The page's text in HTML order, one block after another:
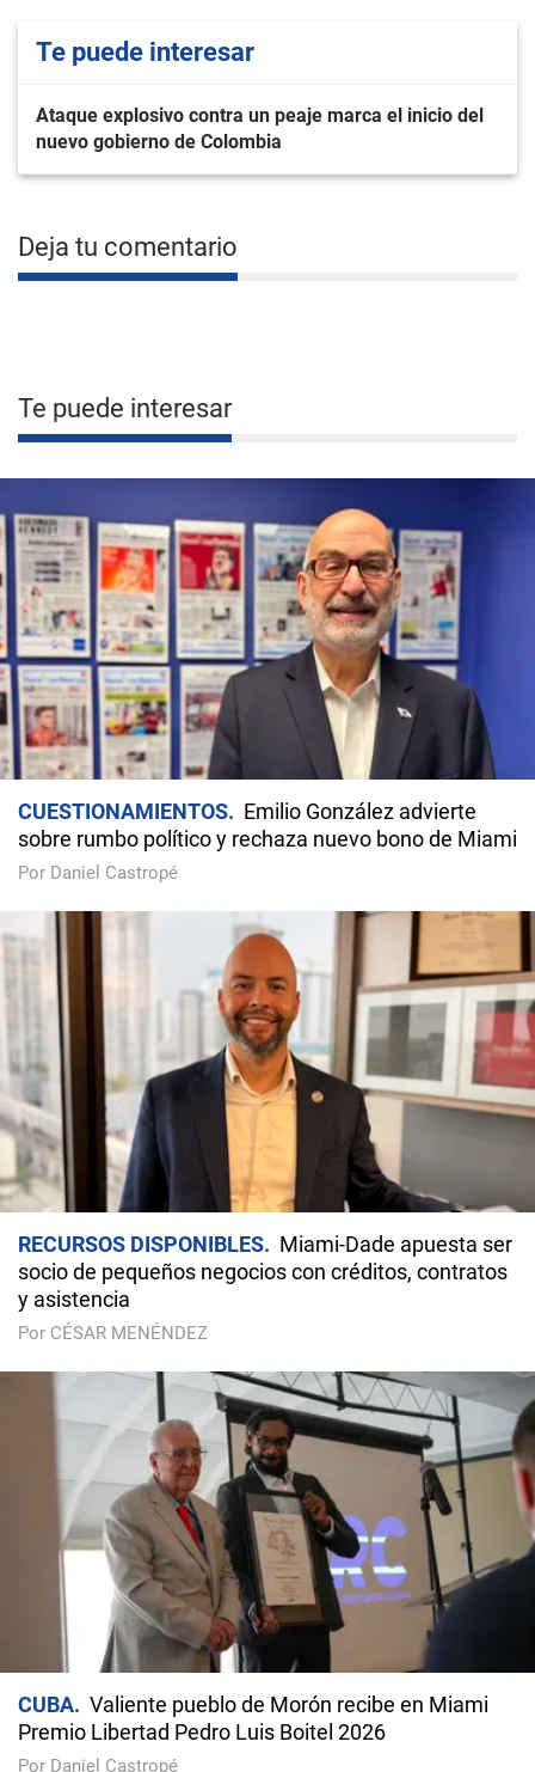
Te puede interesar
Ataque explosivo contra un peaje marca el inicio del
nuevo gobierno de Colombia
Deja tu comentario
Te puede interesar
CUESTIONAMIENTOS
Emilio González advierte
sobre rumbo político y rechaza nuevo bono de Miami
Por Daniel Castropé
RECURSOS DISPONIBLES
Miami-Dade apuesta ser
socio de pequeños negocios con créditos, contratos
y asistencia
Por CÉSAR MENÉNDEZ
CUBA
Valiente pueblo de Morón recibe en Miami
Premio Libertad Pedro Luis Boitel 2026
Por Daniel Castropé